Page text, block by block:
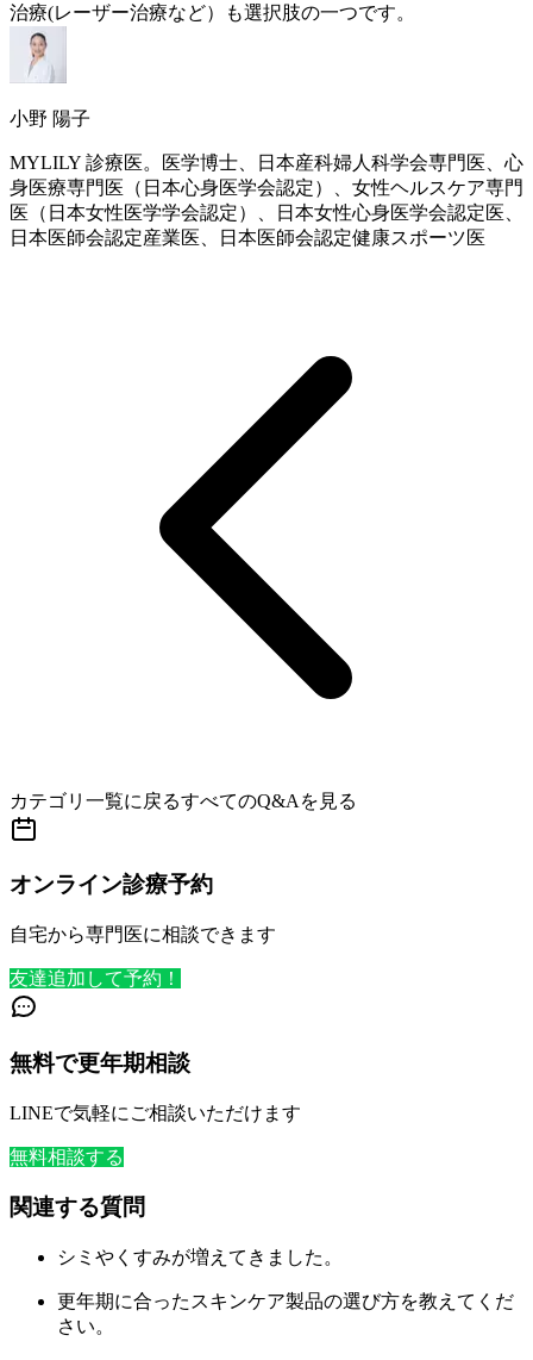
治療(レーザー治療など）も選択肢の一つです。
小野 陽子
MYLILY 診療医。医学博士、日本産科婦人科学会専門医、心
身医療専門医（日本心身医学会認定）、女性ヘルスケア専門
医（日本女性医学学会認定）、日本女性心身医学会認定医、
日本医師会認定産業医、日本医師会認定健康スポーツ医
カテゴリ一覧に戻るすべてのQ&Aを見る
オンライン診療予約
自宅から専門医に相談できます
友達追加して予約！
無料で更年期相談
LINEで気軽にご相談いただけます
無料相談する
関連する質問
シミやくすみが増えてきました。
更年期に合ったスキンケア製品の選び方を教えてくだ
さい。